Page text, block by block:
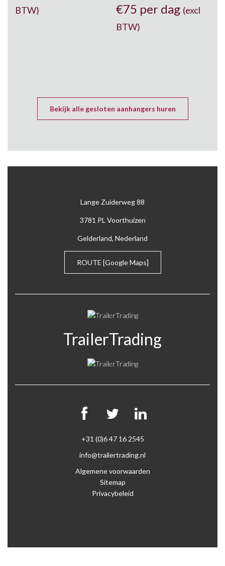
BTW)
€75 per dag (excl
BTW)
Bekijk alle gesloten aanhangers huren
Lange Zuiderweg 88
3781 PL Voorthuizen
Gelderland, Nederland
ROUTE [Google Maps]
TrailerTrading
+31 (0)6 47 16 2545
info@trailertrading.nl
Algemene voorwaarden
Sitemap
Privacybeleid